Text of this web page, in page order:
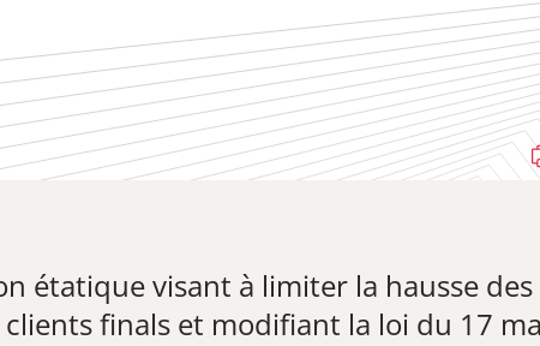
étatique visant à limiter la hausse
finals et modifiant la loi du 17